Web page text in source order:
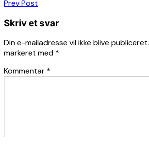
Indlægsnavigation
Prev Post
Skriv et svar
Din e-mailadresse vil ikke blive publiceret.
markeret med *
Kommentar *